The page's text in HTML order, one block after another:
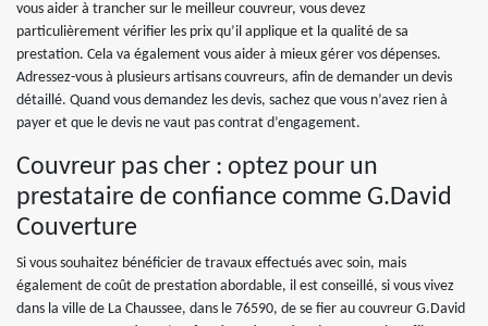
vous aider à trancher sur le meilleur couvreur, vous devez
particulièrement vérifier les prix qu’il applique et la qualité de sa
prestation. Cela va également vous aider à mieux gérer vos dépenses.
Adressez-vous à plusieurs artisans couvreurs, afin de demander un devis
détaillé. Quand vous demandez les devis, sachez que vous n’avez rien à
payer et que le devis ne vaut pas contrat d’engagement.
Couvreur pas cher : optez pour un
prestataire de confiance comme G.David
Couverture
Si vous souhaitez bénéficier de travaux effectués avec soin, mais
également de coût de prestation abordable, il est conseillé, si vous vivez
dans la ville de La Chaussee, dans le 76590, de se fier au couvreur G.David